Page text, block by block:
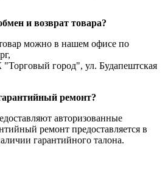
и возврат товара?
можно в нашем офисе по
город", ул. Будапештская
ремонт?
авторизованные
ремонт предоставляется в
гарантийного талона.